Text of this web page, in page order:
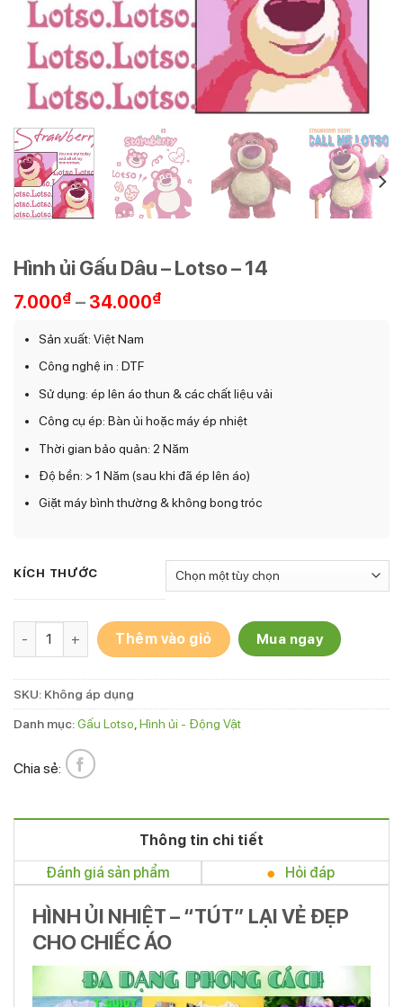
Hình ủi Gấu Dâu – Lotso – 14
7.000₫ – 34.000₫
34.000₫
Sản xuất: Việt Nam
Công nghệ in : DTF
Sử dụng: ép lên áo thun & các chất liệu vải
Công cụ ép: Bàn ủi hoặc máy ép nhiệt
Thời gian bảo quản: 2 Năm
Độ bền: > 1 Năm (sau khi đã ép lên áo)
Giặt máy bình thường & không bong tróc
KÍCH THƯỚC
Hình ủi Gấu Dâu - Lotso - 14 số lượng
Thêm vào giỏ Mua ngay
SKU: Không áp dụng
Danh mục:Gấu Lotso Hình ủi - Động Vật
Chia sẻ:
Thông tin chi tiết
Đánh giá sản phẩm
Hỏi đáp
HÌNH ỦI NHIỆT – “TÚT” LẠI VẺ ĐẸP
CHO CHIẾC ÁO